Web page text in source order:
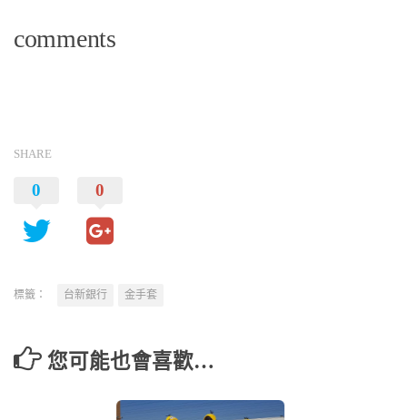
comments
SHARE
0 0
標籤： 台新銀行 金手套
您可能也會喜歡…